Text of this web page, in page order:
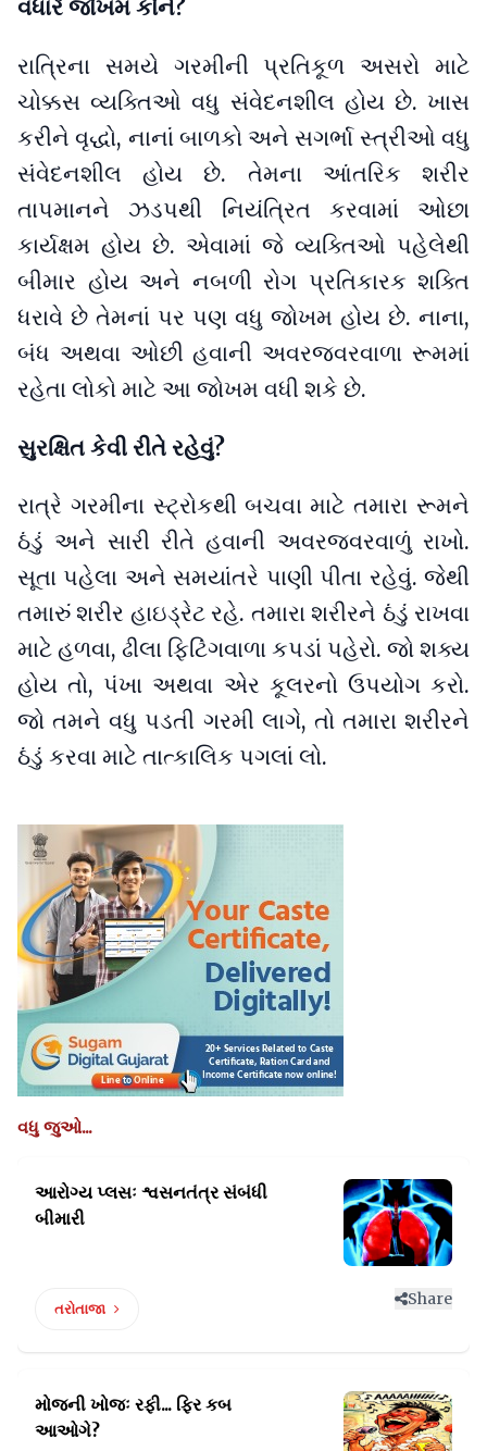
વધારે જોખમ કોને?
રાત્રિના સમયે ગરમીની પ્રતિકૂળ અસરો માટે
ચોક્કસ વ્યક્તિઓ વધુ સંવેદનશીલ હોય છે. ખાસ
કરીને વૃદ્ધો, નાનાં બાળકો અને સગર્ભા સ્ત્રીઓ વધુ
સંવેદનશીલ હોય છે. તેમના આંતરિક શરીર
તાપમાનને ઝડપથી નિયંત્રિત કરવામાં ઓછા
કાર્યક્ષમ હોય છે. એવામાં જે વ્યક્તિઓ પહેલેથી
બીમાર હોય અને નબળી રોગ પ્રતિકારક શક્તિ
ધરાવે છે તેમનાં પર પણ વધુ જોખમ હોય છે. નાના,
બંધ અથવા ઓછી હવાની અવરજવરવાળા રૂમમાં
રહેતા લોકો માટે આ જોખમ વધી શકે છે.
સુરક્ષિત કેવી રીતે રહેવું?
રાત્રે ગરમીના સ્ટ્રોકથી બચવા માટે તમારા રૂમને
ઠંડું અને સારી રીતે હવાની અવરજવરવાળું રાખો.
સૂતા પહેલા અને સમયાંતરે પાણી પીતા રહેવું. જેથી
તમારું શરીર હાઇડ્રેટ રહે. તમારા શરીરને ઠંડું રાખવા
માટે હળવા, ઢીલા ફિટિંગવાળા કપડાં પહેરો. જો શક્ય
હોય તો, પંખા અથવા એર કૂલરનો ઉપયોગ કરો.
જો તમને વધુ પડતી ગરમી લાગે, તો તમારા શરીરને
ઠંડું કરવા માટે તાત્કાલિક પગલાં લો.
વધુ જુઓ...
આરોગ્ય પ્લસઃ શ્વસનતંત્રસંબંધી
બીમારી
તરોતાજા
Share
મોજની ખોજઃ રફી... ફિર કબ
આઓગે?